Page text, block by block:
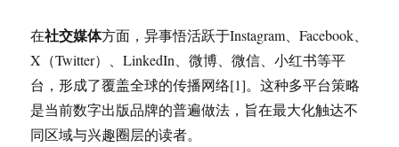
在社交媒体方面，异事悟活跃于Instagram、Facebook、
X（Twitter）、LinkedIn、微博、微信、小红书等平
台，形成了覆盖全球的传播网络[1]。这种多平台策略
是当前数字出版品牌的普遍做法，旨在最大化触达不
同区域与兴趣圈层的读者。